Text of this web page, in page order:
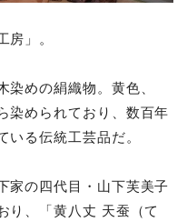
房」。
めの絹織物。黄色、
染められており、数百年
いる伝統工芸品だ。
家の四代目・山下芙美子
り、「黄八丈 天蚕（て